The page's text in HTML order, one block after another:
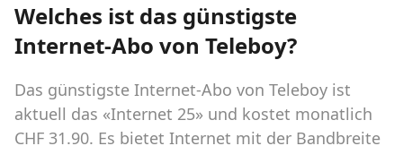
Welches ist das günstigste
Internet-Abo von Teleboy?
Das günstigste Internet-Abo von Teleboy ist
aktuell das «Internet 25» und kostet monatlich
CHF 31.90. Es bietet Internet mit der Bandbreite